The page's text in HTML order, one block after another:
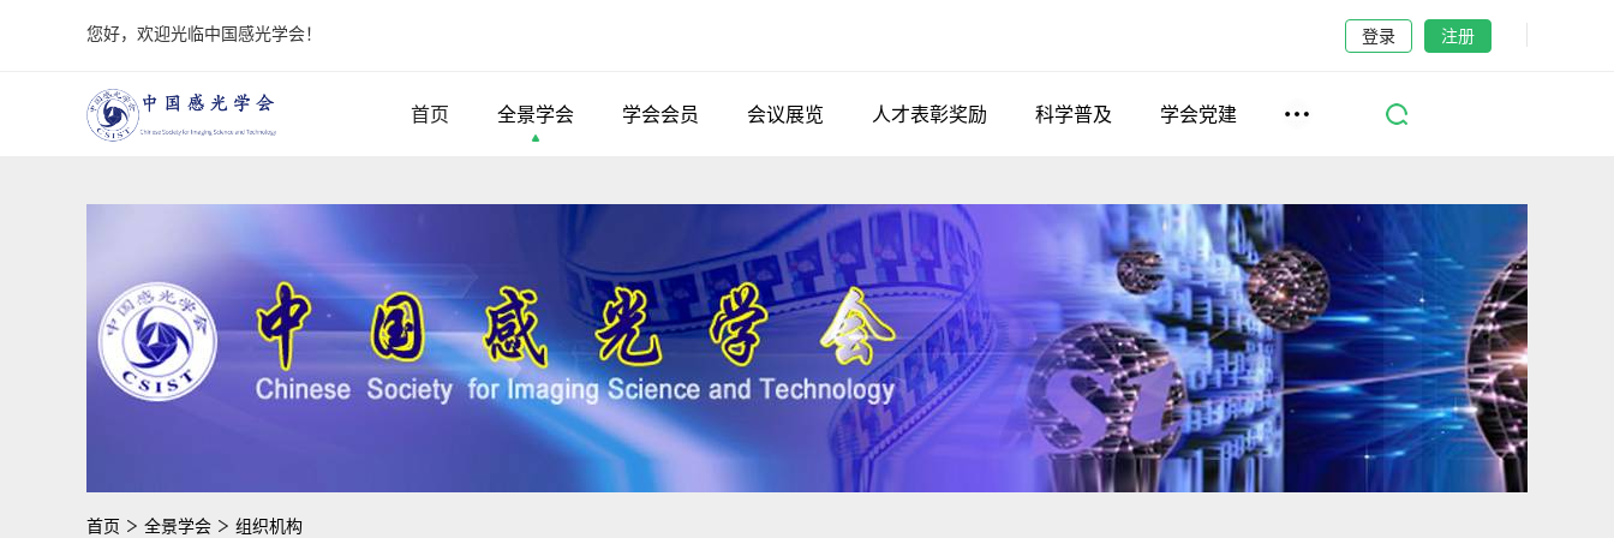
您好，欢迎光临中国感光学会！ 登录 注册
首页 全景学会 学会会员 会议展览 人才表彰奖励 科学普及 学会党建
首页 全景学会 组织机构